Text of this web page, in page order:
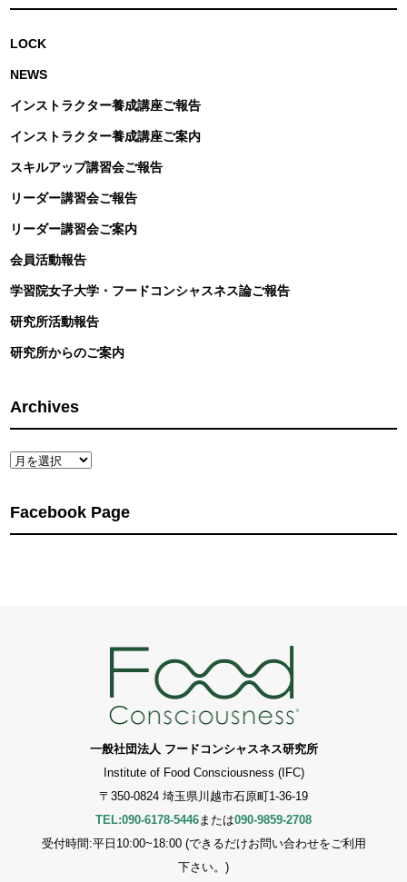
LOCK
NEWS
インストラクター養成講座ご報告
インストラクター養成講座ご案内
スキルアップ講習会ご報告
リーダー講習会ご報告
リーダー講習会ご案内
会員活動報告
学習院女子大学・フードコンシャスネス論ご報告
研究所活動報告
研究所からのご案内
Archives
Archives
Facebook Page
一般社団法人 フードコンシャスネス研究所
Institute of Food Consciousness (IFC)
〒350-0824 埼玉県川越市石原町1-36-19
TEL:090-6178-5446 または090-9859-2708
受付時間:平日10:00~18:00 (できるだけお問い合わせをご利用
下さい。)